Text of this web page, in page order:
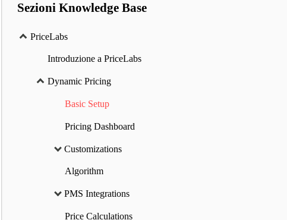
Sezioni Knowledge Base
PriceLabs
Introduzione a PriceLabs
Dynamic Pricing
Basic Setup
Pricing Dashboard
Customizations
Algorithm
PMS Integrations
Price Calculations